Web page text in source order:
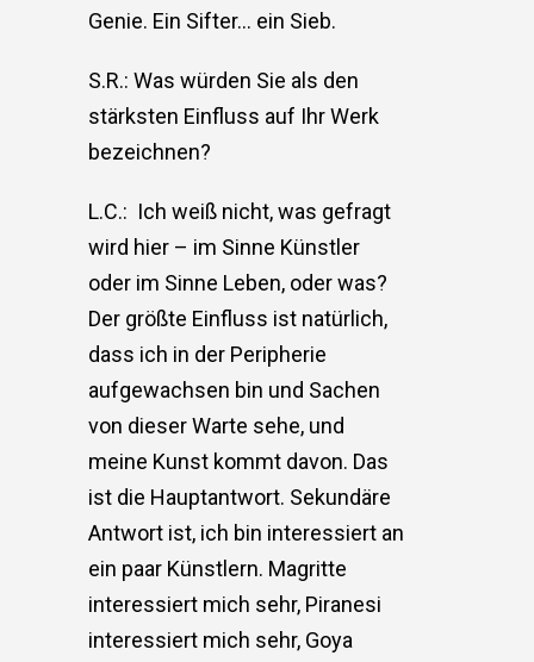
Genie. Ein Sifter… ein Sieb.
S.R.: Was würden Sie als den
stärksten Einfluss auf Ihr Werk
bezeichnen?
L.C.: Ich weiß nicht, was gefragt
wird hier – im Sinne Künstler
oder im Sinne Leben, oder was?
Der größte Einfluss ist natürlich,
dass ich in der Peripherie
aufgewachsen bin und Sachen
von dieser Warte sehe, und
meine Kunst kommt davon. Das
ist die Hauptantwort. Sekundäre
Antwort ist, ich bin interessiert an
ein paar Künstlern. Magritte
interessiert mich sehr, Piranesi
interessiert mich sehr, Goya